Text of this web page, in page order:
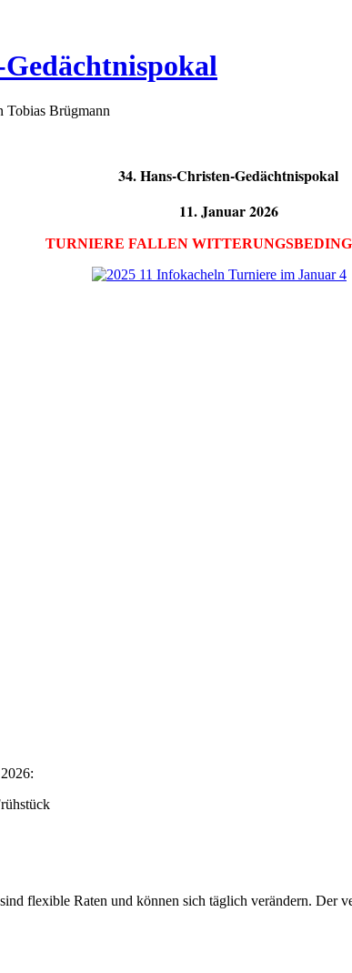
Tobias Brügmann
34. Hans-Christen-Gedächtnispokal
11. Januar 2026
TURNIERE FALLEN
flexible Raten und können sich täglich verändern. Der